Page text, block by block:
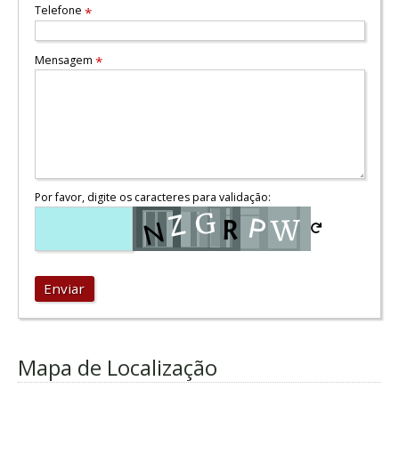
Telefone *
Mensagem *
Por favor, digite os caracteres para validação:
Enviar
Mapa de Localização